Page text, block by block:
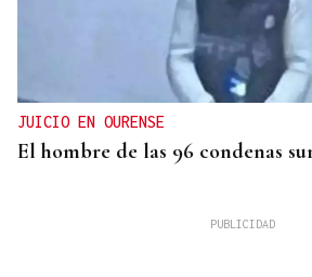
JUICIO EN OURENSE
El hombre de las 96 condenas